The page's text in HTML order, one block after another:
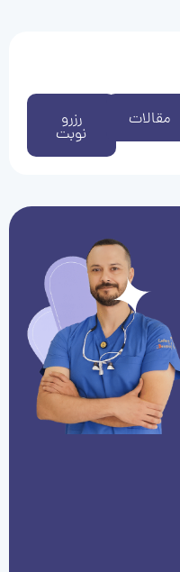
رزرو
نوبت
مقالات